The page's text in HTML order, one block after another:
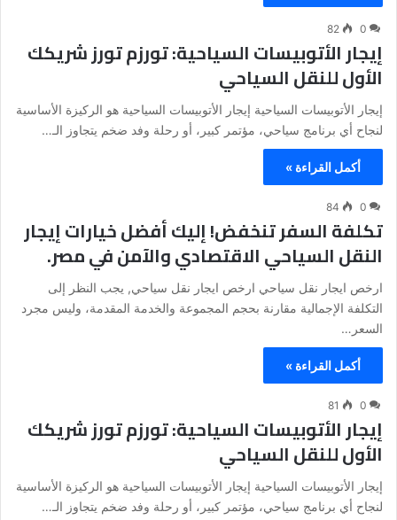
0
82
إيجار الأتوبيسات السياحية: تورزم تورز شريكك
الأول للنقل السياحي
إيجار الأتوبيسات السياحية إيجار الأتوبيسات السياحية هو الركيزة الأساسية
لنجاح أي برنامج سياحي، مؤتمر كبير، أو رحلة وفد ضخم يتجاوز الـ…
أكمل القراءة »
0
84
تكلفة السفر تنخفض! إليك أفضل خيارات إيجار
النقل السياحي الاقتصادي والآمن في مصر.
ارخص ايجار نقل سياحي ارخص ايجار نقل سياحي, يجب النظر إلى
التكلفة الإجمالية مقارنة بحجم المجموعة والخدمة المقدمة، وليس مجرد
السعر…
أكمل القراءة »
0
81
إيجار الأتوبيسات السياحية: تورزم تورز شريكك
الأول للنقل السياحي
إيجار الأتوبيسات السياحية إيجار الأتوبيسات السياحية هو الركيزة الأساسية
لنجاح أي برنامج سياحي، مؤتمر كبير، أو رحلة وفد ضخم يتجاوز الـ…